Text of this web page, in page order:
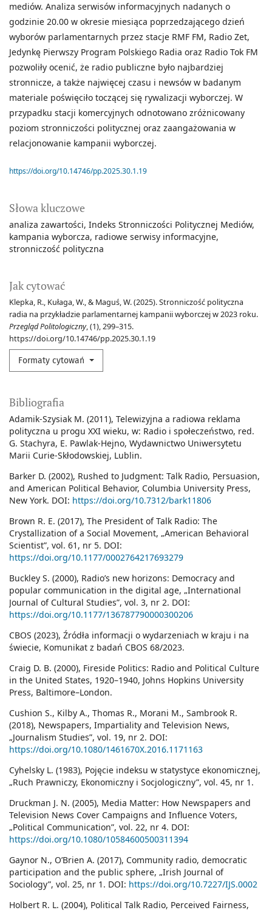
Słowa kluczowe
analiza zawartości Indeks Stronniczości Politycznej Mediów
kampania wyborcza radiowe serwisy informacyjne
stronniczość polityczna
Jak cytować
Klepka, R., Kułaga, W., & Maguś, W. (2025). Stronniczość polityczna
radia na przykładzie parlamentarnej kampanii wyborczej w 2023 roku.
Przegląd Politologiczny, (1), 299–315.
https://doi.org/10.14746/pp.2025.30.1.19
Formaty cytowań
mediów. Analiza serwisów informacyjnych nadanych o
godzinie 20.00 w okresie miesiąca poprzedzającego dzień
wyborów parlamentarnych przez stacje RMF FM, Radio Zet,
Jedynkę Pierwszy Program Polskiego Radia oraz Radio Tok FM
pozwoliły ocenić, że radio publiczne było najbardziej
stronnicze, a także najwięcej czasu i newsów w badanym
materiale poświęciło toczącej się rywalizacji wyborczej. W
przypadku stacji komercyjnych odnotowano zróżnicowany
poziom stronniczości politycznej oraz zaangażowania w
relacjonowanie kampanii wyborczej.
https://doi.org/10.14746/pp.2025.30.1.19
Bibliografia
Adamik-Szysiak M. (2011), Telewizyjna a radiowa reklama
polityczna u progu XXI wieku, w: Radio i społeczeństwo, red.
G. Stachyra, E. Pawlak-Hejno, Wydawnictwo Uniwersytetu
Marii Curie-Skłodowskiej, Lublin.
Barker D. (2002), Rushed to Judgment: Talk Radio, Persuasion,
and American Political Behavior, Columbia University Press,
New York. DOI: https://doi.org/10.7312/bark11806
Brown R. E. (2017), The President of Talk Radio: The
Crystallization of a Social Movement, „American Behavioral
Scientist”, vol. 61, nr 5. DOI:
https://doi.org/10.1177/0002764217693279
Buckley S. (2000), Radio’s new horizons: Democracy and
popular communication in the digital age, „International
Journal of Cultural Studies”, vol. 3, nr 2. DOI:
https://doi.org/10.1177/136787790000300206
CBOS (2023), Źródła informacji o wydarzeniach w kraju i na
świecie, Komunikat z badań CBOS 68/2023.
Craig D. B. (2000), Fireside Politics: Radio and Political Culture
in the United States, 1920–1940, Johns Hopkins University
Press, Baltimore–London.
Cushion S., Kilby A., Thomas R., Morani M., Sambrook R.
(2018), Newspapers, Impartiality and Television News,
„Journalism Studies”, vol. 19, nr 2. DOI:
https://doi.org/10.1080/1461670X.2016.1171163
Cyhelsky L. (1983), Pojęcie indeksu w statystyce ekonomicznej,
„Ruch Prawniczy, Ekonomiczny i Socjologiczny”, vol. 45, nr 1.
Druckman J. N. (2005), Media Matter: How Newspapers and
Television News Cover Campaigns and Influence Voters,
„Political Communication”, vol. 22, nr 4. DOI:
https://doi.org/10.1080/10584600500311394
Gaynor N., O’Brien A. (2017), Community radio, democratic
participation and the public sphere, „Irish Journal of
Sociology”, vol. 25, nr 1. DOI: https://doi.org/10.7227/IJS.0002
Holbert R. L. (2004), Political Talk Radio, Perceived Fairness,